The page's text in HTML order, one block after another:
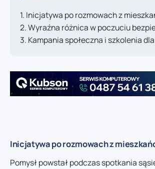
Inicjatywa po rozmowach z
Wyraźna różnica w poczuciu
Kampania społeczna i szkolenia
Inicjatywa po rozmowach z
Pomysł powstał podczas spotkania